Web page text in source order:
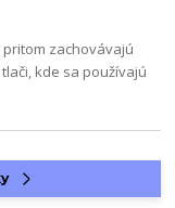
zachovávajú
kde sa používajú